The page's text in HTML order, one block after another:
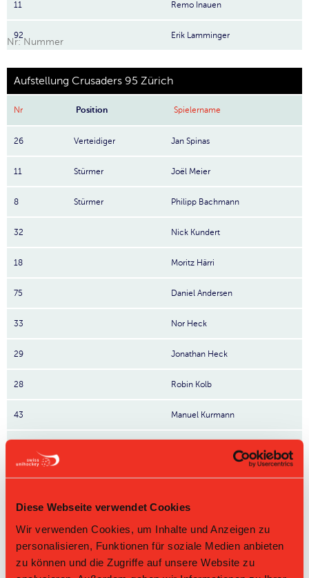
Diese Webseite verwendet Cookies
Wir verwenden Cookies, um Inhalte und Anzeigen zu
personalisieren, Funktionen für soziale Medien anbieten
zu können und die Zugriffe auf unsere Website zu
11 Remo Inauen
92 Erik Lamminger
Nr: Nummer
Aufstellung Crusaders 95 Zürich
Nr Position Spielername
26 Verteidiger Jan Spinas
11 Stürmer Joël Meier
8 Stürmer Philipp Bachmann
32 Nick Kundert
18 Moritz Härri
75 Daniel Andersen
33 Nor Heck
29 Jonathan Heck
28 Robin Kolb
43 Manuel Kurmann
38 Michel Gabriel
93 Lukas Wethli
21 Jonas Tscharner